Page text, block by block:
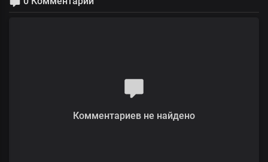
Комментариев не найдено